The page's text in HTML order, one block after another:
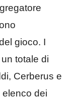
gioco. I
totale di
Cerberus e
elenco dei